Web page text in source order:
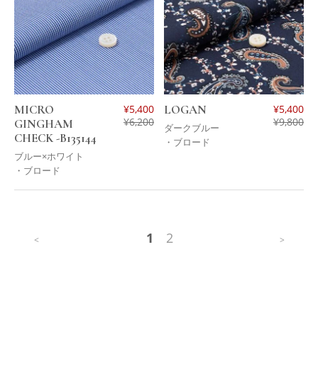
MICRO
GINGHAM
CHECK -B135144
ブルー×ホワイト
¥5,400
¥6,200
・ブロード
LOGAN
ダークブルー
¥5,400
¥9,800
・ブロード
< 1 2 >